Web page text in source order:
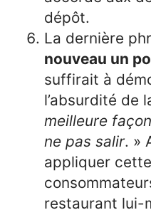
dépôt.
La dernière
nouveau un
suffirait à
l’absurdité de
meilleure
ne pas salir. »
appliquer
restaurant lui-